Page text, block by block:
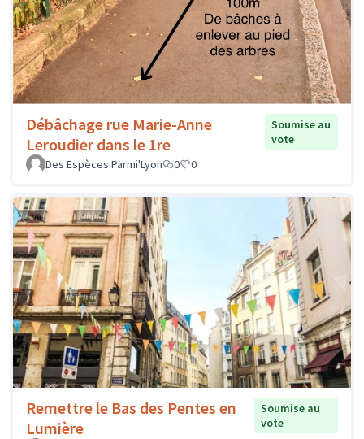
Débâchage rue Marie-Anne
Leroudier dans le 1re
Soumise au
vote
Des Espèces Parmi'Lyon
0 0
Remettre le Bas des Pentes en
Lumière
Soumise au
vote